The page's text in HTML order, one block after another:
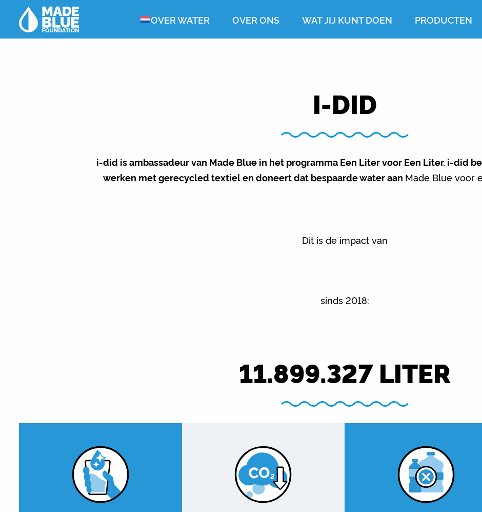
OVER WATER OVER ONS WAT JIJ KUNT DOEN PRODUCTEN
I-DID
i-did is ambassadeur van Made Blue in het programma Een Liter voor Een Liter. i-did
werken met gerecycled textiel en doneert dat bespaarde water aan Made Blue voor
Dit is de impact van
sinds 2018:
11.899.327LITER